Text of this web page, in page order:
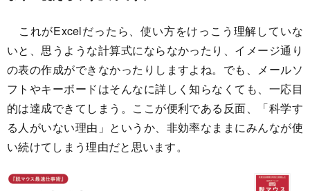
これがExcelだったら、使い方をけっこう理解していな
いと、思うような計算式にならなかったり、イメージ通り
の表の作成ができなかったりしますよね。でも、メールソ
フトやキーボードはそんなに詳しく知らなくても、一応目
的は達成できてしまう。ここが便利である反面、「科学す
る人がいない理由」というか、非効率なままにみんなが使
い続けてしまう理由だと思います。